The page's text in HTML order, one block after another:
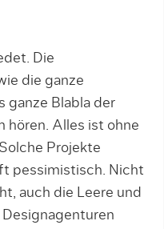
Die
die ganze
ganze Blabla der
hören. Alles ist ohne
Projekte
pessimistisch. Nicht
auch die Leere und